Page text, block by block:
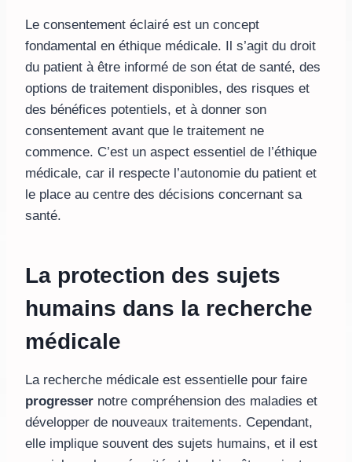
Le consentement éclairé est un concept
fondamental en éthique médicale. Il s’agit du droit
du patient à être informé de son état de santé, des
options de traitement disponibles, des risques et
des bénéfices potentiels, et à donner son
consentement avant que le traitement ne
commence. C’est un aspect essentiel de l’éthique
médicale, car il respecte l’autonomie du patient et
le place au centre des décisions concernant sa
santé.
La protection des sujets
humains dans la recherche
médicale
La recherche médicale est essentielle pour faire
progresser notre compréhension des maladies et
développer de nouveaux traitements. Cependant,
elle implique souvent des sujets humains, et il est